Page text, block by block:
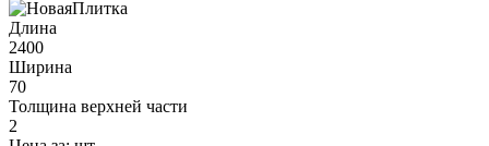
Длина
2400
Ширина
70
Толщина верхней части
2